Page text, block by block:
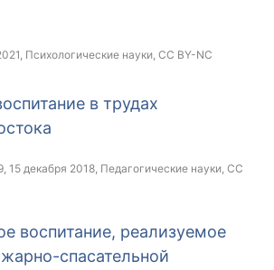
, Психологические науки, CC BY-NC
в трудах
15 декабря 2018, Педагогические науки, CC
воспитание, реализуемое
спасательной